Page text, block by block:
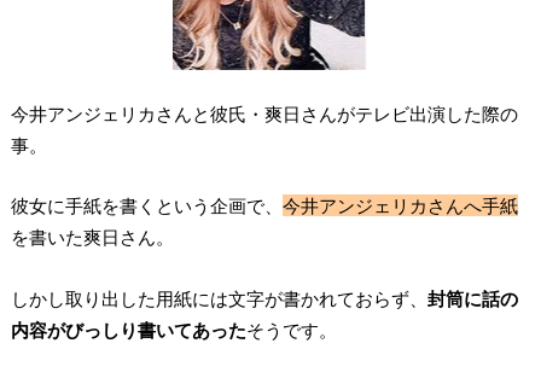
今井アンジェリカさんと彼氏・爽日さんがテレビ出演した際の
事。
彼女に手紙を書くという企画で、 今井アンジェリカさんへ手紙
を書いた爽日さん。
しかし取り出した用紙には文字が書かれておらず、 封筒に話の
内容がびっしり書いてあったそうです。